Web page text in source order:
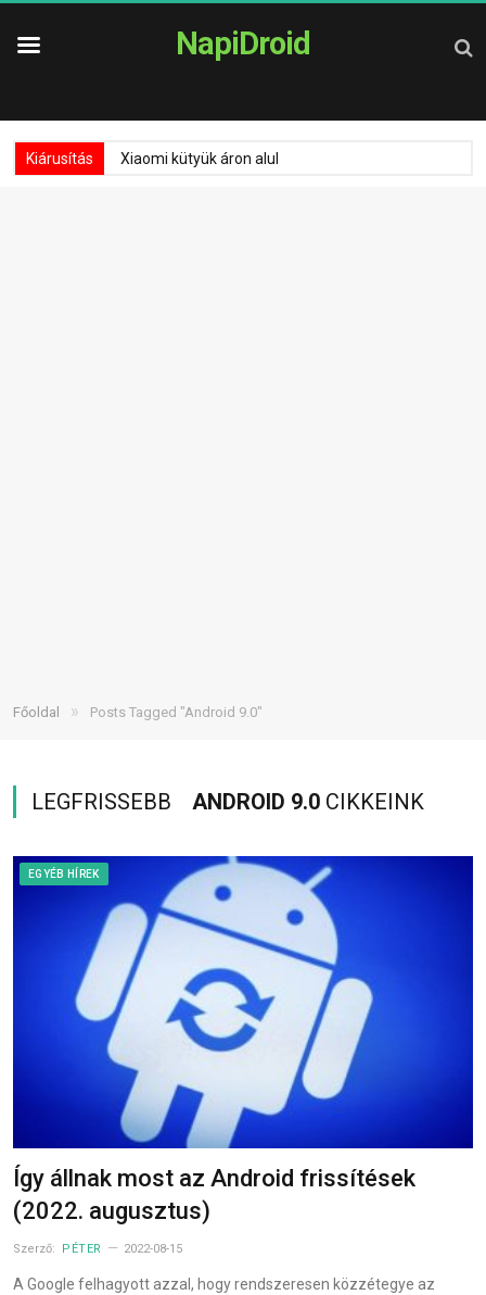
NapiDroid
Kiárusítás Xiaomi kütyük áron alul
Főoldal » Posts Tagged "Android 9.0"
LEGFRISSEBB ANDROID 9.0 CIKKEINK
EGYÉB HÍREK
Így állnak most az Android frissítések
(2022. augusztus)
Szerző: PÉTER 2022-08-15
A Google felhagyott azzal, hogy rendszeresen közzétegye az